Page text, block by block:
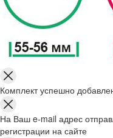
Комплект успешно
На Ваш e-mail адрес
регистрации на сайте